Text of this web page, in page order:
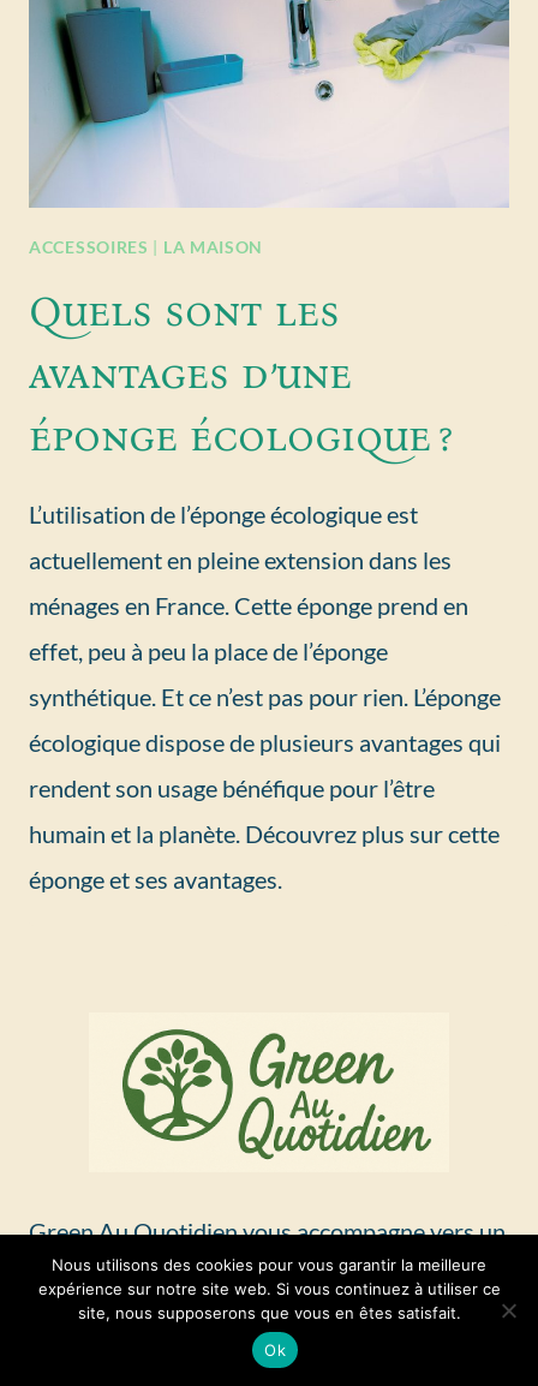
ACCESSOIRES | LA MAISON
Quels sont les
avantages d’une
éponge écologique ?
L’utilisation de l’éponge écologique est
actuellement en pleine extension dans les
ménages en France. Cette éponge prend en
effet, peu à peu la place de l’éponge
synthétique. Et ce n’est pas pour rien. L’éponge
écologique dispose de plusieurs avantages qui
rendent son usage bénéfique pour l’être
humain et la planète. Découvrez plus sur cette
éponge et ses avantages.
Green Au Quotidien vous accompagne vers un
mode de vie plus responsable, en mettant en
lumière des alternatives écoresponsables, bio
et durables pour repenser nos gestes du
Nous utilisons des cookies pour vous garantir la meilleure
expérience sur notre site web. Si vous continuez à utiliser ce
site, nous supposerons que vous en êtes satisfait.
Ok